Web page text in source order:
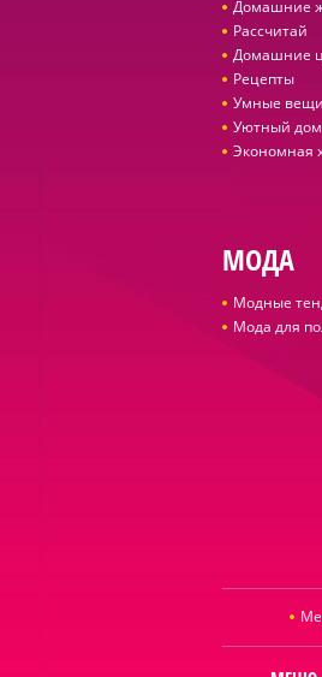
Домашние
Рассчитай
Домашние
Рецепты
Умные вещи
Уютный дом
Экономная
МОДА
Модные
Мода для